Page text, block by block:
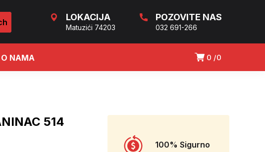
LOKACIJA
Matuzići 74203
POZOVITE NAS
032 691-266
0 0
O NAMA
514
100% Sigurno